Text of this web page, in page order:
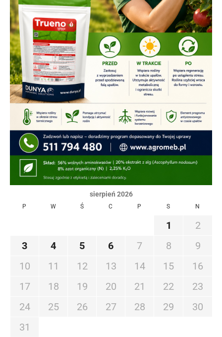
sierpień 2026
P W Ś C P S N
1
2
3
4 5 6 7 8
9
10
11 12 13 14 15
16
17
18 19 20 21 22
23
24
25 26 27 28 29
30
31